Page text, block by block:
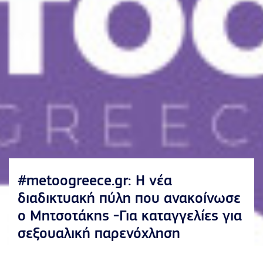
#metoogreece.gr: Η νέα
διαδικτυακή πύλη που ανακοίνωσε
ο Μητσοτάκης -Για καταγγελίες για
σεξουαλική παρενόχληση